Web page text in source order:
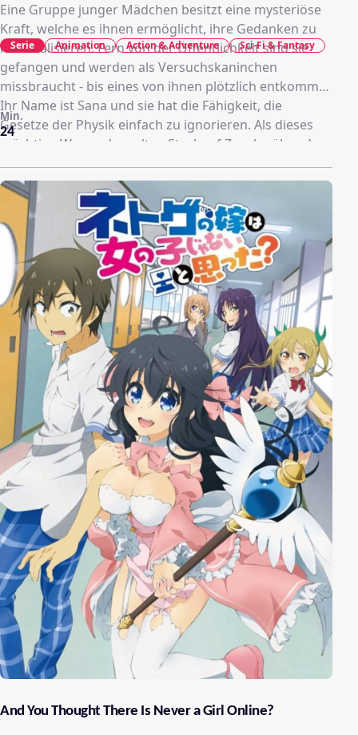
Eine Gruppe junger Mädchen besitzt eine mysteriöse
Kraft, welche es ihnen ermöglicht, ihre Gedanken zu
materialisieren. Fern von der Öffentlichkeit sind sie
gefangen und werden als Versuchskaninchen
missbraucht - bis eines von ihnen plötzlich entkommt.
Ihr Name ist Sana und sie hat die Fähigkeit, die
Gesetze der Physik einfach zu ignorieren. Als dieses
mächtige Wesen dem alten Sturkopf Zoroku über den
Weg läuft, wird sich sein einstmals geordnetes Leben
für immer verändern ...
24
Min.
Serie Animation Action & Adventure Sci-Fi & Fantasy
And You Thought There Is Never a Girl Online?